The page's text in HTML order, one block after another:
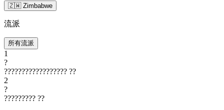
🇿🇼 Zimbabwe
流派
所有流派
1
?
?????????????????? ??
2
?
????????? ??